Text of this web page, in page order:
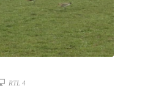
RTL 4